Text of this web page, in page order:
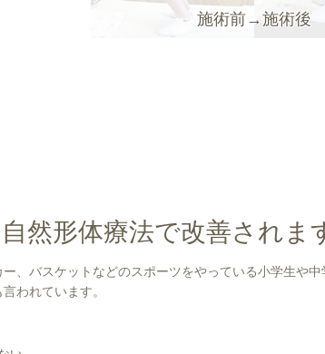
施術前→施術後
然形体療法で改善されま
、バスケットなどのスポーツをやっている小学生や中
われています。